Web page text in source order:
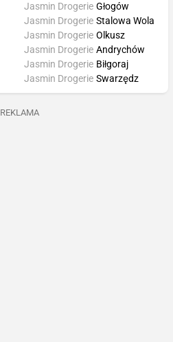
Jasmin Drogerie Głogów
Jasmin Drogerie Stalowa Wola
Jasmin Drogerie Olkusz
Jasmin Drogerie Andrychów
Jasmin Drogerie Biłgoraj
Jasmin Drogerie Swarzędz
REKLAMA